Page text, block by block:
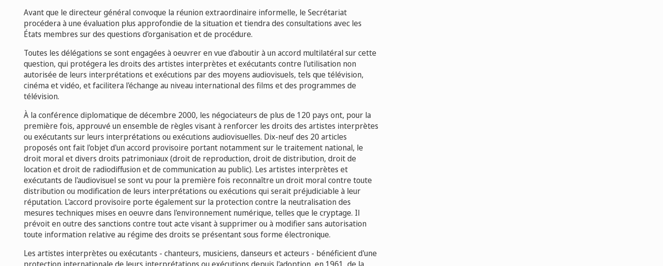
Avant que le directeur général convoque la réunion extraordinaire informelle, le Secrétariat
procédera à une évaluation plus approfondie de la situation et tiendra des consultations avec les
États membres sur des questions d'organisation et de procédure.
Toutes les délégations se sont engagées à oeuvrer en vue d'aboutir à un accord multilatéral sur cette
question, qui protégera les droits des artistes interprètes et exécutants contre l'utilisation non
autorisée de leurs interprétations et exécutions par des moyens audiovisuels, tels que télévision,
cinéma et vidéo, et facilitera l'échange au niveau international des films et des programmes de
télévision.
À la conférence diplomatique de décembre 2000, les négociateurs de plus de 120 pays ont, pour la
première fois, approuvé un ensemble de règles visant à renforcer les droits des artistes interprètes
ou exécutants sur leurs interprétations ou exécutions audiovisuelles. Dix-neuf des 20 articles
proposés ont fait l'objet d'un accord provisoire portant notamment sur le traitement national, le
droit moral et divers droits patrimoniaux (droit de reproduction, droit de distribution, droit de
location et droit de radiodiffusion et de communication au public). Les artistes interprètes et
exécutants de l'audiovisuel se sont vu pour la première fois reconnaître un droit moral contre toute
distribution ou modification de leurs interprétations ou exécutions qui serait préjudiciable à leur
réputation. L'accord provisoire porte également sur la protection contre la neutralisation des
mesures techniques mises en oeuvre dans l'environnement numérique, telles que le cryptage. Il
prévoit en outre des sanctions contre tout acte visant à supprimer ou à modifier sans autorisation
toute information relative au régime des droits se présentant sous forme électronique.
Les artistes interprètes ou exécutants - chanteurs, musiciens, danseurs et acteurs - bénéficient d'une